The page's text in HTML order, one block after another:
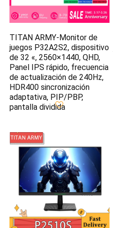
TITAN ARMY-Monitor de
juegos P32A2S2, dispositivo
de 32 «, 2560×1440, QHD,
Panel IPS rápido, frecuencia
de actualización de 240Hz,
HDR400 sincronización
adaptativa, PIP/PBP,
pantalla dividida